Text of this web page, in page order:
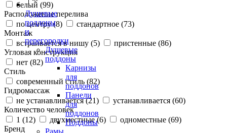
Душевые
поддоны
и
перегородки
Душевые
поддоны
Карнизы
для
поддонов
Панели
для
поддонов
Поддоны
белый (99)
Расположение перелива
по центру (8) стандартное (73)
Монтаж
встраивается в нишу (5) пристенные (86)
Угловая конструкция
нет (82)
Стиль
современный стиль (82)
Гидромассаж
не устанавливается (21) устанавливается (60)
Количество человек
1 (12) двухместные (6) одноместные (69)
Бренд